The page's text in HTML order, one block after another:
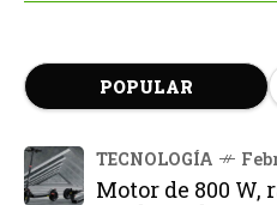
POPULAR
TECNOLOGÍA
Motor de 800 W,